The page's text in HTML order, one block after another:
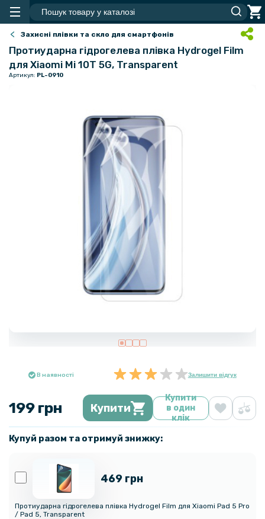
Захисні плівки та скло для смартфонів
Протиударна гідрогелева плівка Hydrogel Film
для Xiaomi Mi 10T 5G, Transparent
Артикул: PL-0910
В наявності Залишити відгук
199 грн Купити
Купити
в один
клік
Купуй разом та отримуй знижку:
469 грн
Протиударна гідрогелева плівка Hydrogel Film для Xiaomi Pad 5 Pro
/ Pad 5, Transparent